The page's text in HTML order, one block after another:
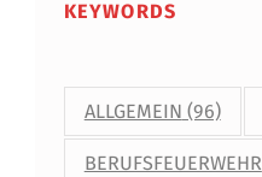
KEYWORDS
ALLGEMEIN (96)
BERUFSFEUERWEHR